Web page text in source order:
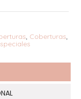
, Coberturas,